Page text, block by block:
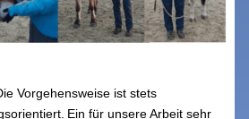
Vorgehensweise ist stets
Ein für unsere Arbeit sehr